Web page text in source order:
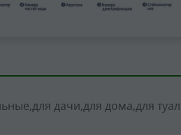
для дачи для дома для